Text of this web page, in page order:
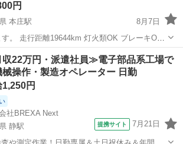
円
本庄駅
8月7日
。 走行距離19644km 灯火類OK ブレーキOK
敷地内試乗しましたが致命的な不具合は見当
庄駅 ヤマハ
22万円・派遣社員≫電子部品系工場で
械操作・製造オペレーター 日勤
1,250円
社BREXA Next
静駅
提携サイト 7月21日